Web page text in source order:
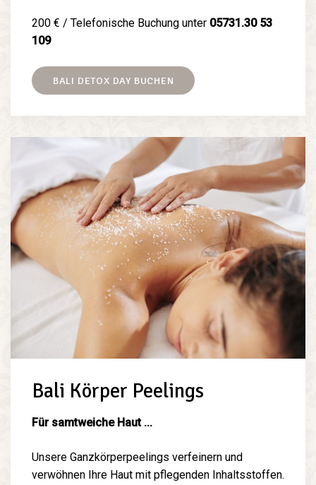
200 € / Telefonische Buchung unter 05731.30 53
109
BALI DETOX DAY BUCHEN
Bali Körper Peelings
Für samtweiche Haut ...
Unsere Ganzkörperpeelings verfeinern und
verwöhnen Ihre Haut mit pflegenden Inhaltsstoffen.